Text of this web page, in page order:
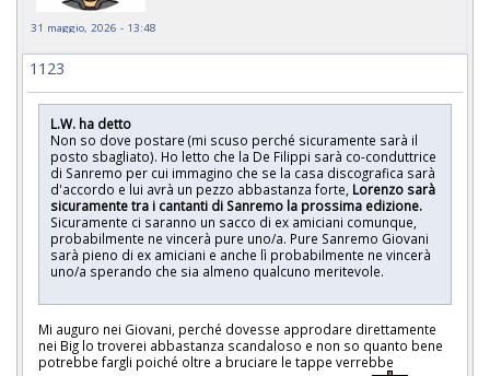
31 maggio, 2026 - 13:48
1123
L.W. ha detto
Non so dove postare (mi scuso perché sicuramente sarà il
posto sbagliato). Ho letto che la De Filippi sarà co-conduttrice
di Sanremo per cui immagino che se la casa discografica sarà
d'accordo e lui avrà un pezzo abbastanza forte, Lorenzo sarà
sicuramente tra i cantanti di Sanremo la prossima edizione.
Sicuramente ci saranno un sacco di ex amiciani comunque,
probabilmente ne vincerà pure uno/a. Pure Sanremo Giovani
sarà pieno di ex amiciani e anche lì probabilmente ne vincerà
uno/a sperando che sia almeno qualcuno meritevole.
Mi auguro nei Giovani, perché dovesse approdare direttamente
nei Big lo troverei abbastanza scandaloso e non so quanto bene
potrebbe fargli poiché oltre a bruciare le tappe verrebbe